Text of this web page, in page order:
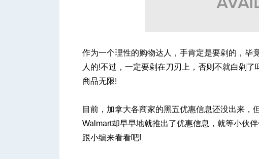
作为一个理性的购物达人，手肯定是要剁的，毕
人的!不过，一定要剁在刀刃上，否则不就白剁
商品无限!
目前，加拿大各商家的黑五优惠信息还没出来，
Walmart却早早地就推出了优惠信息，就等小伙
跟小编来看看吧!